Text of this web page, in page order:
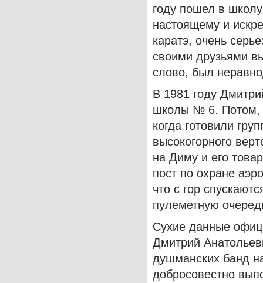
году пошел в
настоящему и
каратэ, очень
своими друзьями
слово, был
В 1981 году
школы № 6. Потом,
когда готовили
высокогорного
на Диму и его
пост по охране
что с гор
пулеметную
Сухие данные
Дмитрий
душманских банд
добросовестно